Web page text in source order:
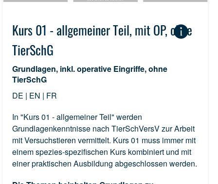
Kurs 01 - allgemeiner Teil, mit OP, ohne
TierSchG
Grundlagen, inkl. operative Eingriffe, ohne
TierSchG
DE | EN | FR
In "Kurs 01 - allgemeiner Teil" werden
Grundlagenkenntnisse nach TierSchVersV zur Arbeit
mit Versuchstieren vermittelt. Kurs 01 muss immer mit
einem spezies-spezifischen Kurs kombiniert und mit
einer praktischen Ausbildung abgeschlossen werden.